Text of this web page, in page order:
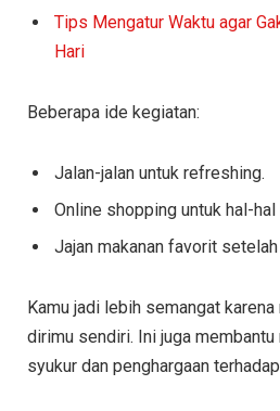
Tips Mengatur Waktu agar
Hari
Beberapa ide kegiatan:
Jalan-jalan untuk refreshing.
Online shopping untuk hal-
Jajan makanan favorit
Kamu jadi lebih semangat
dirimu sendiri. Ini juga membantu
syukur dan penghargaan